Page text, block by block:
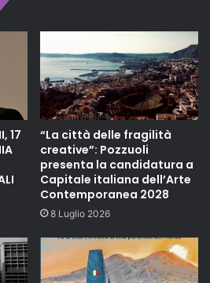
17
“La città delle fragilità
creative”: Pozzuoli
presenta la candidatura a
Capitale italiana dell’Arte
Contemporanea 2028
8 Luglio 2026